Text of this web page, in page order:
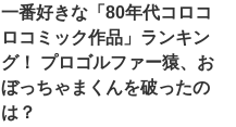
一番好きな「80年代コロコ
ロコミック作品」ランキン
グ！ プロゴルファー猿、お
ぼっちゃまくんを破ったの
は？